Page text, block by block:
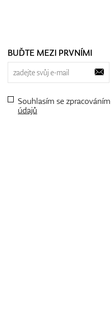
BUĎTE MEZI PRVNÍMI
Souhlasím se zpracováním
údajů